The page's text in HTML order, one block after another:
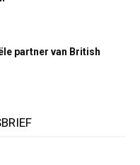
partner van British